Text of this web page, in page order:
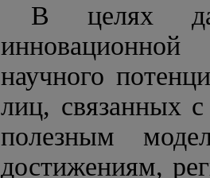
В целях
инновационной
научного
лиц, связанных
полезным
достижениям,